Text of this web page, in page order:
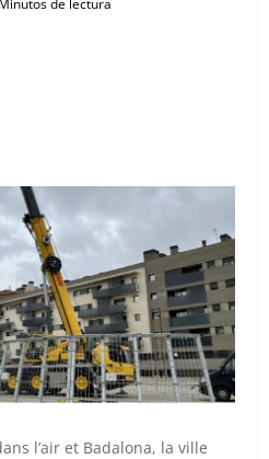
de lectura
l’air et Badalona, la ville